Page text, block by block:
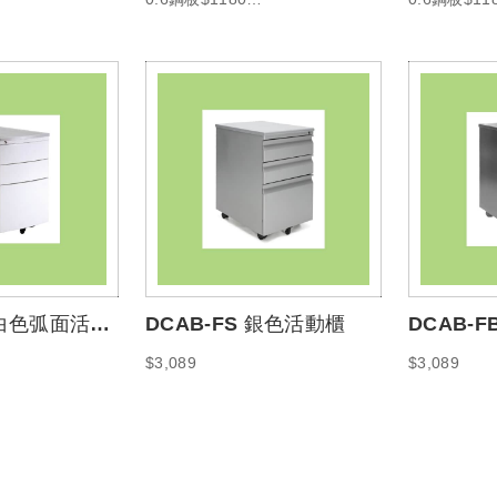
弧面活動 DCAB-FS 銀色活動櫃
$3,089
DCAB-
$3,089